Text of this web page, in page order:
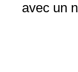
avec un